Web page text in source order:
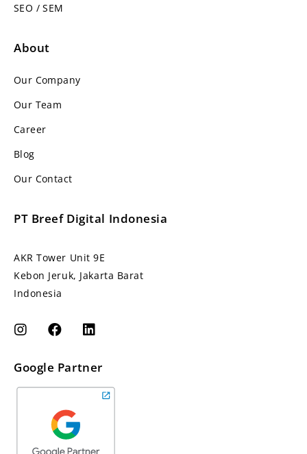
SEO / SEM
About
Our Company
Our Team
Career
Blog
Our Contact
PT Breef Digital Indonesia
AKR Tower Unit 9E
Kebon Jeruk, Jakarta Barat
Indonesia
Google Partner